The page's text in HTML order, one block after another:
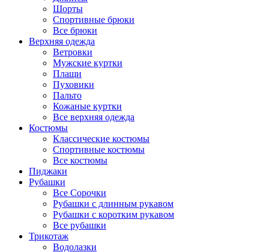
Шорты
Спортивные брюки
Все брюки
Верхняя одежда
Ветровки
Мужские куртки
Плащи
Пуховики
Пальто
Кожаные куртки
Все верхняя одежда
Костюмы
Классические костюмы
Спортивные костюмы
Все костюмы
Пиджаки
Рубашки
Все Сорочки
Рубашки с длинным рукавом
Рубашки с коротким рукавом
Все рубашки
Трикотаж
Водолазки